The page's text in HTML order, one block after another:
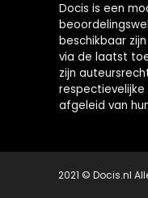
Docis is een
beschikbaar
via de laatst
zijn
respectievelijke
afgeleid van
2021 © Docis.nl